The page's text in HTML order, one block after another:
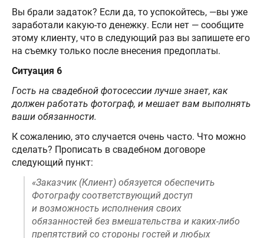
Вы брали задаток? Если да, то успокойтесь, —вы уже
заработали какую-то денежку. Если нет — сообщите
этому клиенту, что в следующий раз вы запишете его
на съемку только после внесения предоплаты.
Ситуация 6
Гость на свадебной фотосессии лучше знает, как
должен работать фотограф, и мешает вам выполнять
ваши обязанности.
К сожалению, это случается очень часто. Что можно
сделать? Прописать в свадебном договоре
следующий пункт:
«Заказчик (Клиент) обязуется обеспечить
Фотографу соответствующий доступ
и возможность исполнения своих
обязанностей без вмешательства и каких-либо
препятствий со стороны гостей и любых